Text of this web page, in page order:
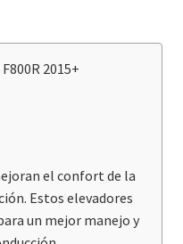
2015+
el confort de la
Estos elevadores
un mejor manejo y